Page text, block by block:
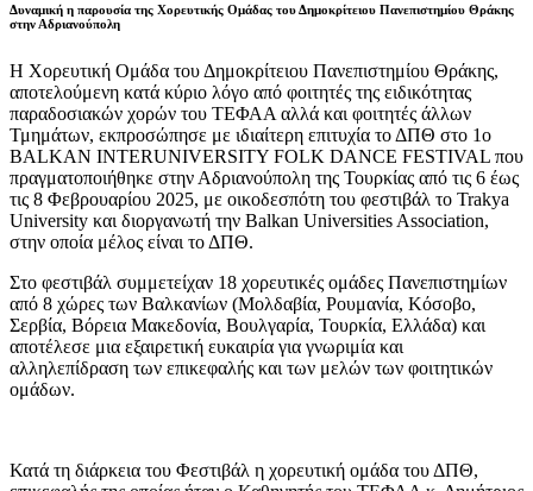
Δυναμική η παρουσία της Χορευτικής Ομάδας του Δημοκρίτειου Πανεπιστημίου Θράκης
στην Αδριανούπολη
Η Χορευτική Ομάδα του Δημοκρίτειου Πανεπιστημίου Θράκης,
αποτελούμενη κατά κύριο λόγο από φοιτητές της ειδικότητας
παραδοσιακών χορών του ΤΕΦΑΑ αλλά και φοιτητές άλλων
Τμημάτων, εκπροσώπησε με ιδιαίτερη επιτυχία το ΔΠΘ στο 1ο
BALKAN INTERUNIVERSITY FOLK DANCE FESTIVAL που
πραγματοποιήθηκε στην Αδριανούπολη της Τουρκίας από τις 6 έως
τις 8 Φεβρουαρίου 2025, με οικοδεσπότη του φεστιβάλ το Trakya
University και διοργανωτή την Balkan Universities Association,
στην οποία μέλος είναι το ΔΠΘ.
Στο φεστιβάλ συμμετείχαν 18 χορευτικές ομάδες Πανεπιστημίων
από 8 χώρες των Βαλκανίων (Μολδαβία, Ρουμανία, Κόσοβο,
Σερβία, Βόρεια Μακεδονία, Βουλγαρία, Τουρκία, Ελλάδα) και
αποτέλεσε μια εξαιρετική ευκαιρία για γνωριμία και
αλληλεπίδραση των επικεφαλής και των μελών των φοιτητικών
ομάδων.
Κατά τη διάρκεια του Φεστιβάλ η χορευτική ομάδα του ΔΠΘ,